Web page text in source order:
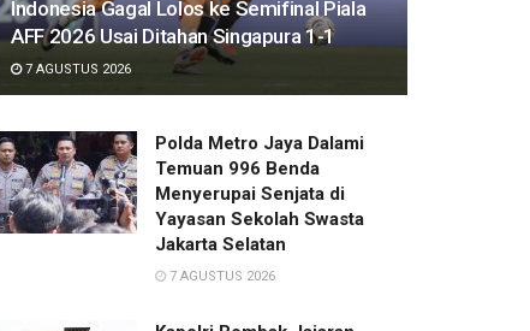
Indonesia Gagal Lolos ke Semifinal Piala
AFF 2026 Usai Ditahan Singapura 1-1
7 AGUSTUS 2026
Polda Metro Jaya Dalami
Temuan 996 Benda
Menyerupai Senjata di
Yayasan Sekolah Swasta
Jakarta Selatan
7 AGUSTUS 2026